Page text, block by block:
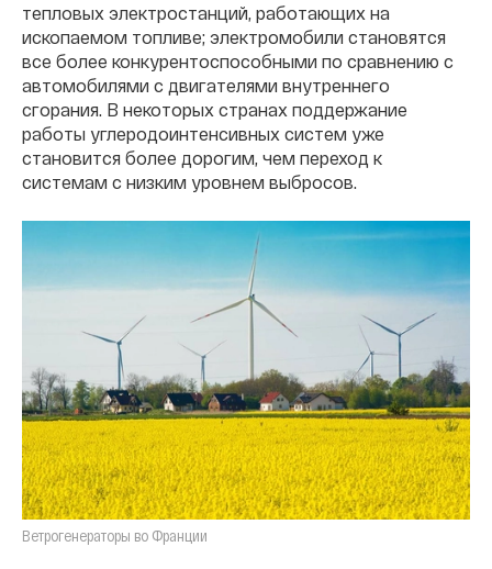
тепловых электростанций, работающих на
ископаемом топливе; электромобили становятся
все более конкурентоспособными по сравнению с
автомобилями с двигателями внутреннего
сгорания. В некоторых странах поддержание
работы углеродоинтенсивных систем уже
становится более дорогим, чем переход к
системам с низким уровнем выбросов.
Ветрогенераторы во Франции